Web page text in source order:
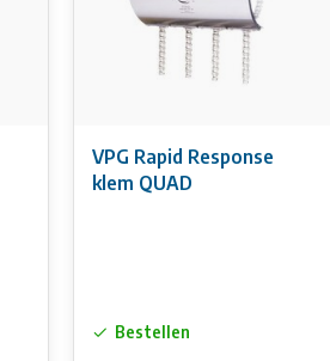
VPG Rapid Response
klem QUAD
Bestellen